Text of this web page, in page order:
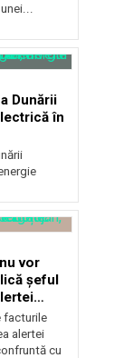
Dunării
în
vor
șeful
facturile
alertei
cu